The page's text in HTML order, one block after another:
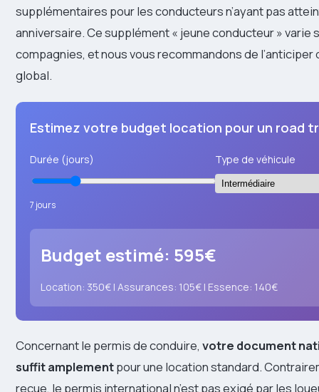
supplémentaires pour les conducteurs n’ayant pas
anniversaire. Ce supplément « jeune conducteur » varie
compagnies, et nous vous recommandons de
global.
Estimez votre budget location pour un road
Durée (jours)
7 jours
Type de véhicule
Budget estimé: 595€
Location: 350€ | Assurances: 105€ | Essence: 140€
Concernant le permis de conduire, votre document
suffit amplementpour une location standard.
reçue, le permis international n’est pas exigé par les